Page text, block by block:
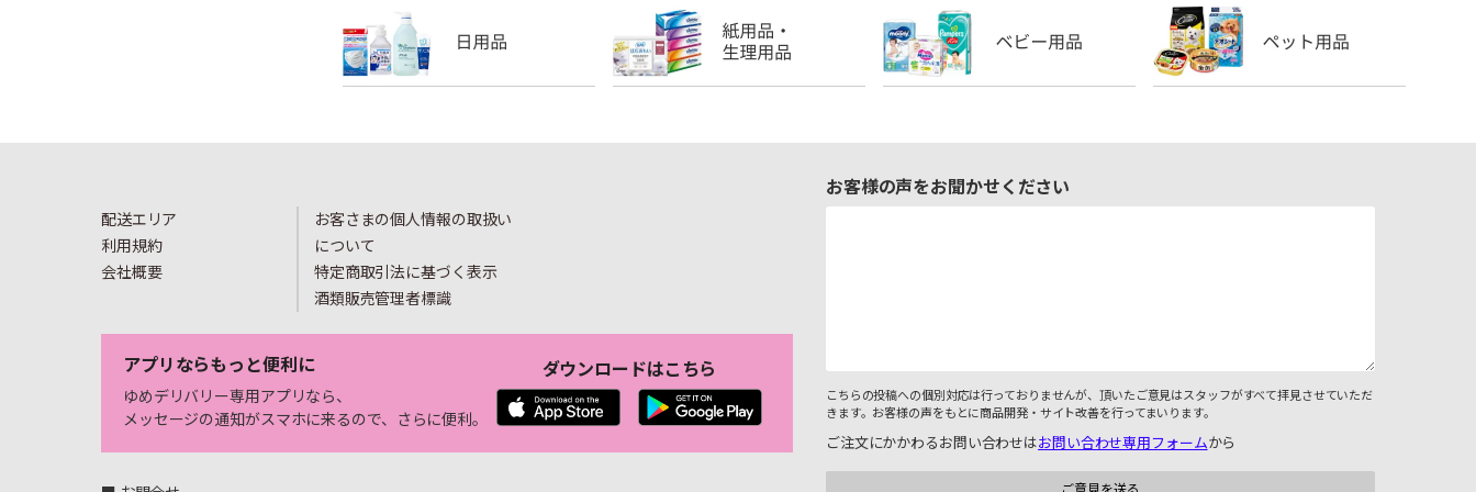
配送エリア
利用規約
会社概要
お客さまの個人情報の取扱い
について
特定商取引法に基づく表示
酒類販売管理者標識
アプリならもっと便利に
ゆめデリバリー専用アプリなら、
メッセージの通知がスマホに来るので、さらに便利。
ダウンロードはこちら
お客様の声をお聞かせください
こちらの投稿への個別対応は行っておりませんが、頂いたご意見はスタッフがすべて拝見させていただ
きます。お客様の声をもとに商品開発・サイト改善を行ってまいります。
ご注文にかかわるお問い合わせはお問い合わせ専用フォームから